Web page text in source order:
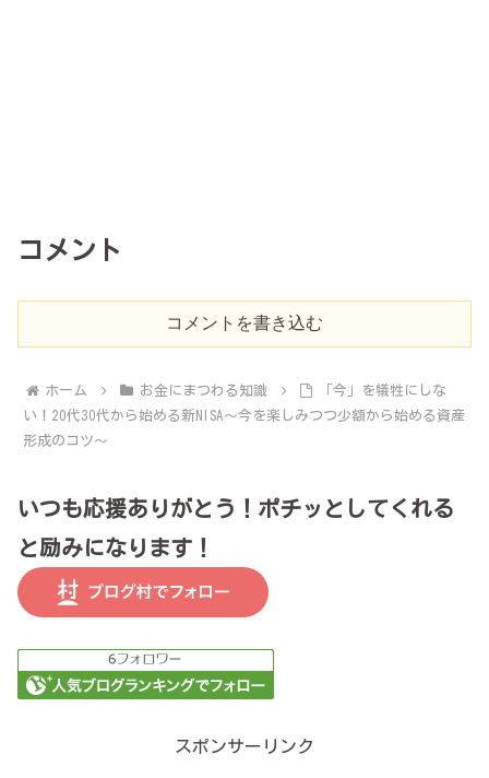
コメント
コメントを書き込む
ホーム お金にまつわる知識
「今」を犠牲にしな
い！20代30代から始める新NISA～今を楽しみつつ少額から始める資産
形成のコツ～
いつも応援ありがとう！ポチッとしてくれる
と励みになります！
スポンサーリンク